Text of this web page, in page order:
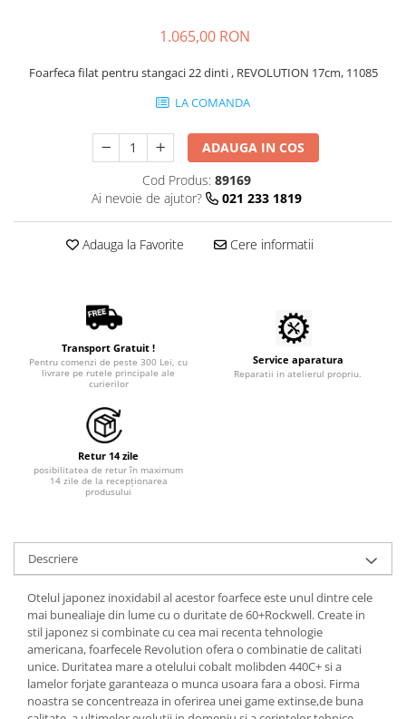
Tensiometre
Cântare uz veterinar
Laringoscope
Refractometre
Termometre și higrometre
Tonometre
Truse diagnostic ORL
Aparatură tratament
Accesorii tratament
Aspiratoare chirurgicale
Electrocautere
Hidroterapie și recuperare
Stomatologie
Echipamente de diagnostic
Incubatoare animale
Lămpi
Lămpi chirurgicale
Lămpi de examinare
Mănuși examinare
Soluții igienizare
Sonde Gastrice
Uleiuri, cuțite, spray-uri răcire
Clești / pile gheare
Etajere cosmetică / ucenici
Manusi grooming
Perii
Cabine de uscare
Cosmetice animale
Șampoane
Tratamente grooming / măști
Igienă animale
Culori
Accesorii cosmetice
Pachete cosmetica veterinara
Costume, accesorii / produse
îngrijire cosmeticieni
Igienă dentară
Igienă și întreținere salon
Sterilizatoare UV
1.065,00 RON
Foarfeca filat pentru stangaci 22 dinti , REVOLUTION 17cm, 11085
LA COMANDA
ADAUGA IN COS
Cod Produs: 89169
Ai nevoie de ajutor?
021 233 1819
Adauga la Favorite Cere informatii
Transport Gratuit !
Pentru comenzi de peste 300 Lei, cu
livrare pe rutele principale ale
curierilor
Service aparatura
Reparatii in atelierul propriu.
Retur 14 zile
posibilitatea de retur în maximum
14 zile de la recepționarea
produsului
Descriere
Otelul japonez inoxidabil al acestor foarfece este unul dintre cele
mai bunealiaje din lume cu o duritate de 60+Rockwell. Create in
stil japonez si combinate cu cea mai recenta tehnologie
americana, foarfecele Revolution ofera o combinatie de calitati
unice. Duritatea mare a otelului cobalt molibden 440C+ si a
lamelor forjate garanteaza o munca usoara fara a obosi. Firma
noastra se concentreaza in oferirea unei game extinse,de buna